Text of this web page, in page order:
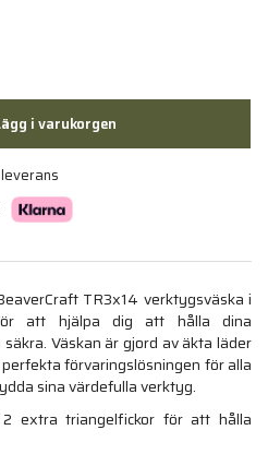
i varukorgen
TR3x14 verktygsväska i
att hjälpa dig att hålla dina
Väskan är gjord av äkta läder
förvaringslösningen för alla
sina värdefulla verktyg.
extra triangelfickor för att hålla